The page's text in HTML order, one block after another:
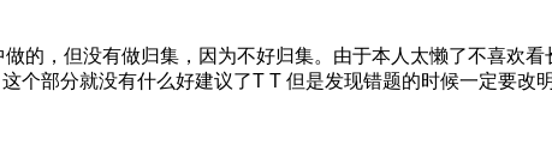
的，但没有做归集，因为不好归集。由于本人太懒了不喜欢看
个部分就没有什么好建议了T T 但是发现错题的时候一定要改